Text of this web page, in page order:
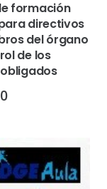
formación
directivos
del órgano
de los